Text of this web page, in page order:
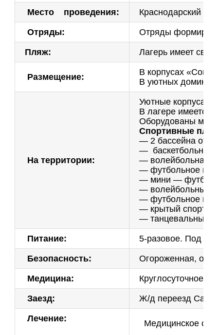
Место проведения: Краснодарский
Отряды: Отряды
Пляж: Лагерь имеет
Размещение:
В корпусах
В уютных домиках
На территории:
Уютные корпуса
В лагере имеется
Оборудованы
Спортивные
— 2 бассейна
— баскетбольная
— волейбольная
— футбольное
— мини — футбол
— волейбольные
— футбольное
— крытый
— танцевальный
Питание: 5-разовое. Под
Безопасность: Огороженная,
Медицина: Круглосуточное
Заезд: Ж/д переезд
Лечение: Медицинское